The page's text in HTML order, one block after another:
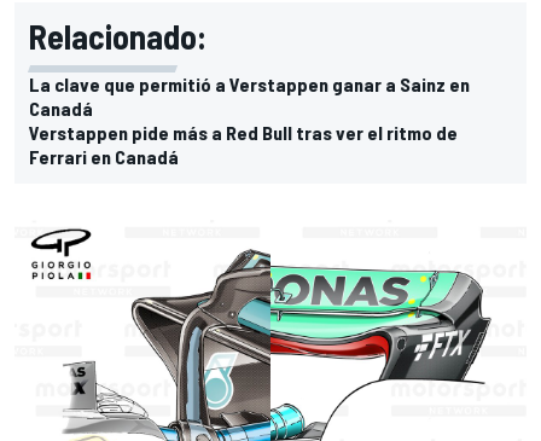
Relacionado:
La clave que permitió a Verstappen ganar a Sainz en
Canadá
Verstappen pide más a Red Bull tras ver el ritmo de
Ferrari en Canadá